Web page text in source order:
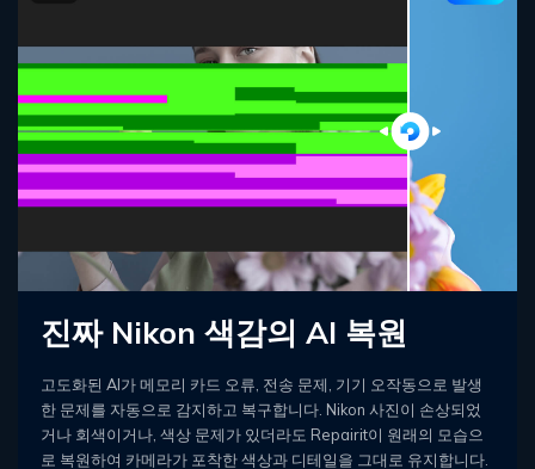
진짜 Nikon 색감의 AI 복원
고도화된 AI가 메모리 카드 오류, 전송 문제, 기기 오작동으로 발생
한 문제를 자동으로 감지하고 복구합니다. Nikon 사진이 손상되었
거나 회색이거나, 색상 문제가 있더라도 Repairit이 원래의 모습으
로 복원하여 카메라가 포착한 색상과 디테일을 그대로 유지합니다.